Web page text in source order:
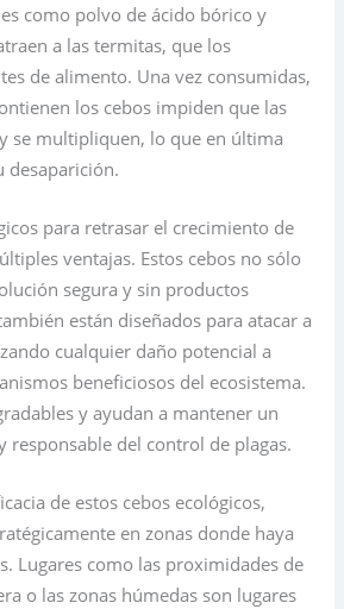
como polvo de ácido bórico y
a las termitas, que los
de alimento. Una vez consumidas,
los cebos impiden que las
se multipliquen, lo que en última
desaparición.
para retrasar el crecimiento de
ventajas. Estos cebos no sólo
segura y sin productos
están diseñados para atacar a
cualquier daño potencial a
beneficiosos del ecosistema.
y ayudan a mantener un
responsable del control de plagas.
de estos cebos ecológicos,
en zonas donde haya
Lugares como las proximidades de
o las zonas húmedas son lugares